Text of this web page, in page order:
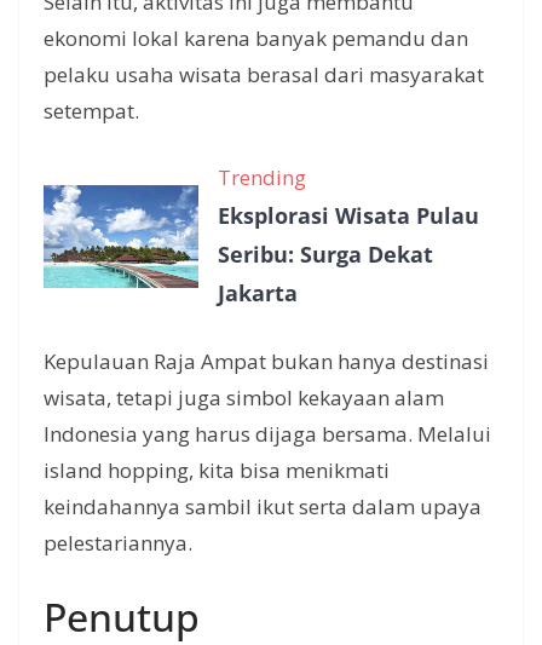
ekonomi lokal karena banyak pemandu dan
pelaku usaha wisata berasal dari masyarakat
setempat.
Trending
Eksplorasi Wisata Pulau
Seribu: Surga Dekat
Jakarta
Kepulauan Raja Ampat bukan hanya destinasi
wisata, tetapi juga simbol kekayaan alam
Indonesia yang harus dijaga bersama. Melalui
island hopping, kita bisa menikmati
keindahannya sambil ikut serta dalam upaya
pelestariannya.
Penutup